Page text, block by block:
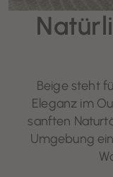
Beige steht
Eleganz im
sanften
Umgebung